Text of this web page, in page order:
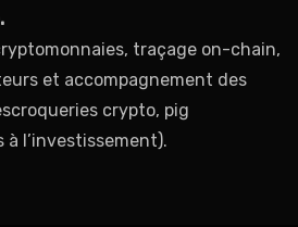
traçage on-chain,
et accompagnement des
crypto, pig
l’investissement).